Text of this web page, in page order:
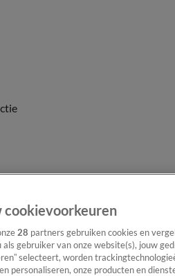
cookievoorkeuren
28 partners gebruiken cookies en
als gebruiker van onze website(s), jouw
selecteert, worden
personaliseren, onze producten en